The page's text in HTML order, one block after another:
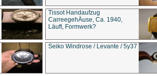
Tissot Handaufzug
CarreegehÄuse, Ca. 1940,
Läuft, Formwerk?
Seiko Windrose / Levante / 5y37